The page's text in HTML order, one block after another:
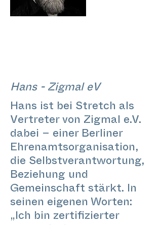
Hans - Zigmal eV
Hans ist bei Stretch als
Vertreter von Zigmal e.V.
dabei – einer Berliner
Ehrenamtsorganisation,
die Selbstverantwortung,
Beziehung und
Gemeinschaft stärkt. In
seinen eigenen Worten:
„Ich bin zertifizierter